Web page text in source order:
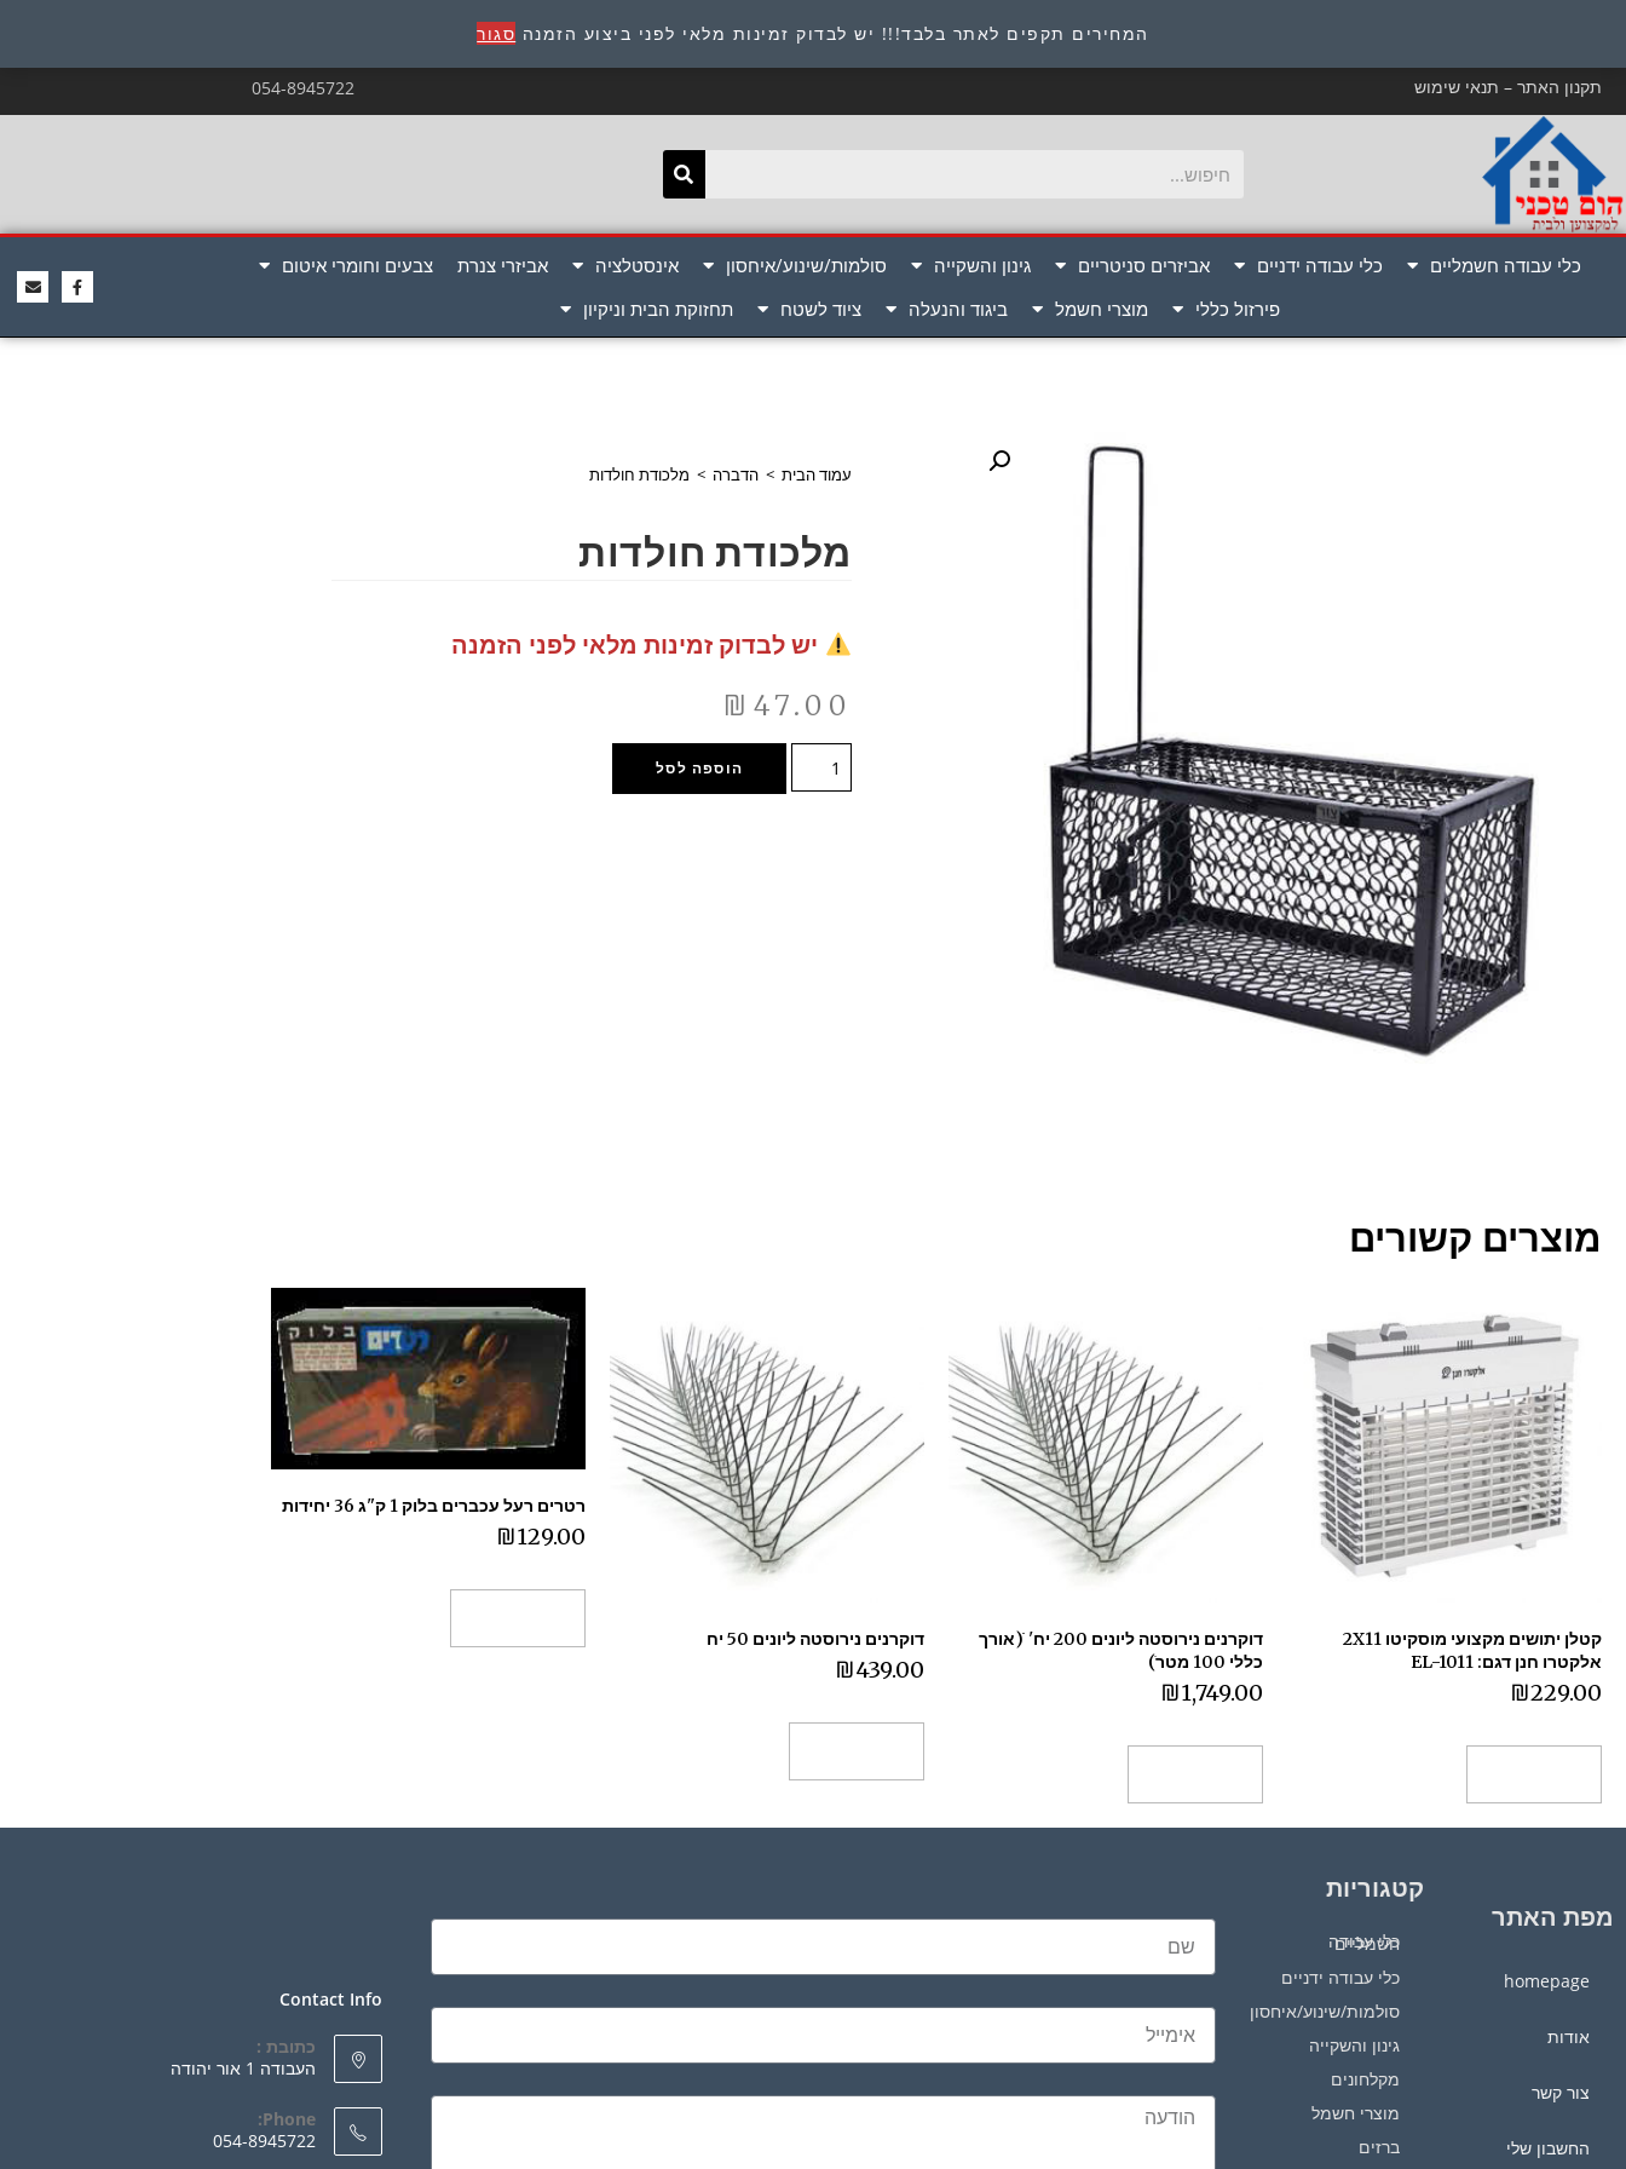
המחירים תקפים לאתר בלבד!!! יש לבדוק זמינות מלאי לפני ביצוע הזמנה סגור כתובת : היוזמים 9 אור יהודה שירות לקוחות 054-8945722
תקנון האתר – תנאי שימוש 054-8945722
כלי עבודה חשמליים כלי עבודה ידניים אביזרים סניטריים גינון והשקייה סולמות/שינוע/איחסון אינסטלציה אביזרי צנרת
צבעים וחומרי איטום
פירזול כללי
מוצרי חשמל ביגוד והנעלה ציוד לשטח תחזוקת הבית וניקיון
עמוד הבית > הדברה > מלכודת חולדות
מלכודת חולדות
יש לבדוק זמינות מלאי לפני הזמנה
₪ 47.00
הוספה לסל
מוצרים קשורים
קטלן יתושים מקצועי מוסקיטו 2X11
אלקטרו חנן דגם: EL-1011
₪229.00
דוקרנים נירוסטה ליונים 200 יח' ׁׁ(אורך
כללי 100 מטרׂ)
₪1,749.00
דוקרנים נירוסטה ליונים 50 יח
₪439.00
רטרים רעל עכברים בלוק 1 ק"ג 36 יחידות
₪129.00
מפת האתר
homepage
אודות
צור קשר
החשבון שלי
קטגוריות
כלי עבודה חשמליים
כלי עבודה ידניים
סולמות/שינוע/איחסון
גינון והשקייה
מקלחונים
מוצרי חשמל
ברזים
Contact Info
כתובת :
העבודה 1 אור יהודה
Phone:
054-8945722